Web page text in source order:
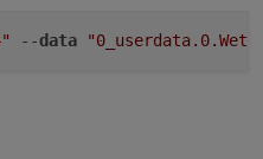
bei mir die 3.6.2 mit Simple
--data